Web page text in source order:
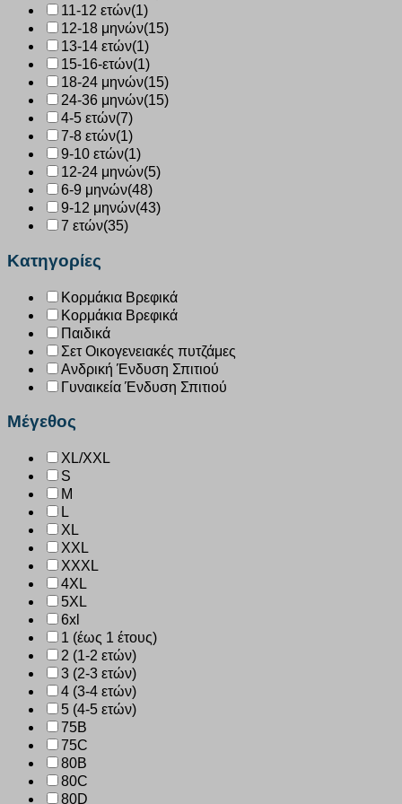
11-12 ετών(1)
12-18 μηνών(15)
13-14 ετών(1)
15-16-ετών(1)
18-24 μηνών(15)
24-36 μηνών(15)
4-5 ετών(7)
7-8 ετών(1)
9-10 ετών(1)
12-24 μηνών(5)
6-9 μηνών(48)
9-12 μηνών(43)
7 ετών(35)
Κατηγορίες
Κορμάκια Βρεφικά
Κορμάκια Βρεφικά
Παιδικά
Σετ Οικογενειακές πυτζάμες
Ανδρική Ένδυση Σπιτιού
Γυναικεία Ένδυση Σπιτιού
Μέγεθος
XL/XXL
S
M
L
XL
XXL
XXXL
4XL
5XL
6xl
1 (έως 1 έτους)
2 (1-2 ετών)
3 (2-3 ετών)
4 (3-4 ετών)
5 (4-5 ετών)
75B
75C
80B
80C
80D